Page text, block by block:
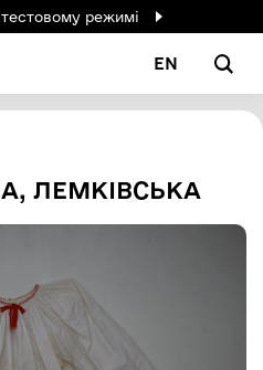
режимі
EN
ЛЕМКІВСЬКА